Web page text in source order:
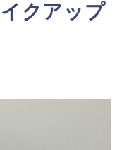
クアップ